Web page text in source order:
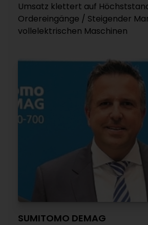
Umsatz klettert auf
Ordereingänge / Steigender
vollelektrischen Maschinen
SUMITOMO DEMAG